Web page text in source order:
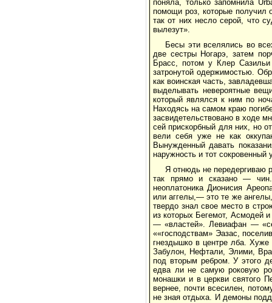
поняла, только запомнила
помощи роз, которые получил
так от них несло серой, что
вылезут».
Бесы эти вселялись во
две сестры Ногарэ, затем
Брасс, потом у Клер
затронутой одержимостью.
как воинская часть,
выделывать невероятные
который являлся к ним по
Находясь на самом краю
засвидетельствовано в ходе
сей прискорбный для них, но
вели себя уже не как
Вынужденный давать
наружность и тот сокровенный
Я отнюдь не передергиваю
так прямо и сказано —
неоплатоника Дионисия
или аггелы,— это те же
твердо знал свое место в
из которых Бегемот, Асмодей
— «властей». Левиафан —
««господствам» Эазас,
гнездышко в центре лба. Хуже
Забулон, Нефтали, Элими,
под вторым ребром. У этого
едва ли не самую роковую
монашки и в церкви святого
вернее, почти всесилен,
не зная отдыха. И демоны